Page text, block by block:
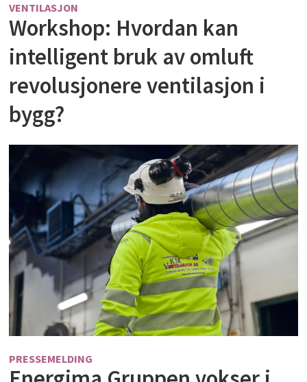
VENTILASJON
Workshop: Hvordan kan
intelligent bruk av omluft
revolusjonere ventilasjon i
bygg?
PRESSEMELDING